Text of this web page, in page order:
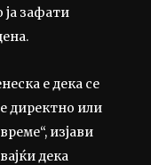
зафати
е дека се
директно или
изјави
дека